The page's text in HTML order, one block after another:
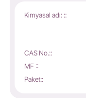
Kimyasal adı: ::
CAS No.::
MF ::
Paket::